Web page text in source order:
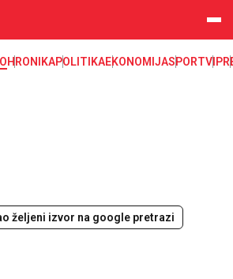
HRONIKAPOLITIKAEKONOMIJASPORTVIP
željeni izvor na google pretrazi